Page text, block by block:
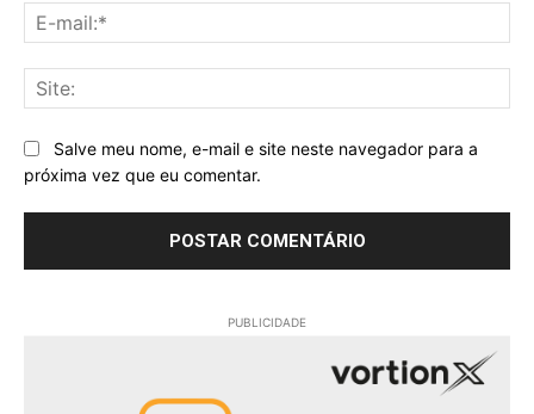
Salve meu nome, e-mail e site neste navegador para a
próxima vez que eu comentar.
PUBLICIDADE